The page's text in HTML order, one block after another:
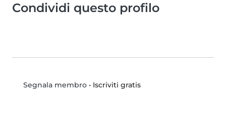
Condividi questo profilo
Segnala membro• Iscriviti gratis